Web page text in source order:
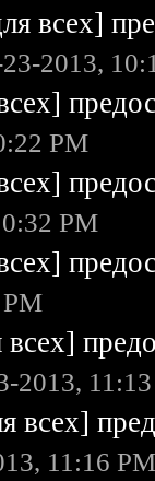
всех]
2013,
PM
PM
2013,
всех]
11:16